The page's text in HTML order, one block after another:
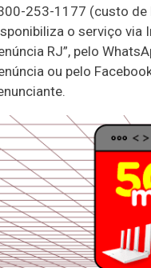
253-1177 (custo de
o serviço via
RJ”, pelo
ou pelo